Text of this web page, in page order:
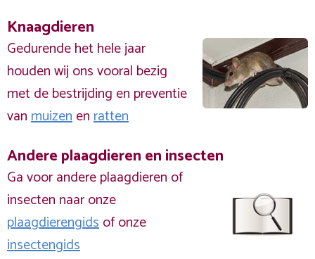
Knaagdieren
Gedurende het hele jaar
houden wij ons vooral bezig
met de bestrijding en preventie
vanmuizenenratten
Andere plaagdieren en insecten
Ga voor andere plaagdieren of
insecten naar onze
plaagdierengidsof onze
insectengids